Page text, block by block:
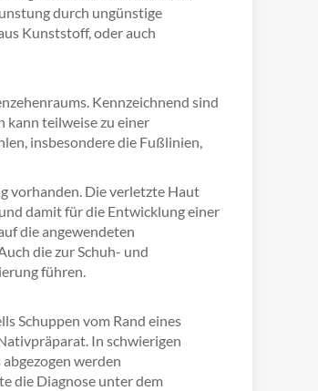
durch ungünstige
Kunststoff, oder auch
Kennzeichnend sind
kann teilweise zu einer
insbesondere die Fußlinien,
vorhanden. Die verletzte Haut
damit für die Entwicklung einer
die angewendeten
die zur Schuh- und
führen.
Schuppen vom Rand eines
In schwierigen
werden
die Diagnose unter dem